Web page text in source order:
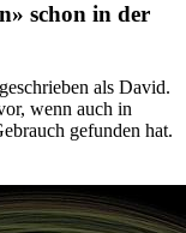
schon in der
als David.
wenn auch in
gefunden hat.